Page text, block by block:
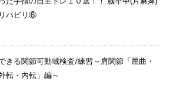
ハビリ⑥
きる関節可動域検査/練習～肩関節「屈曲・
転・内転」編～